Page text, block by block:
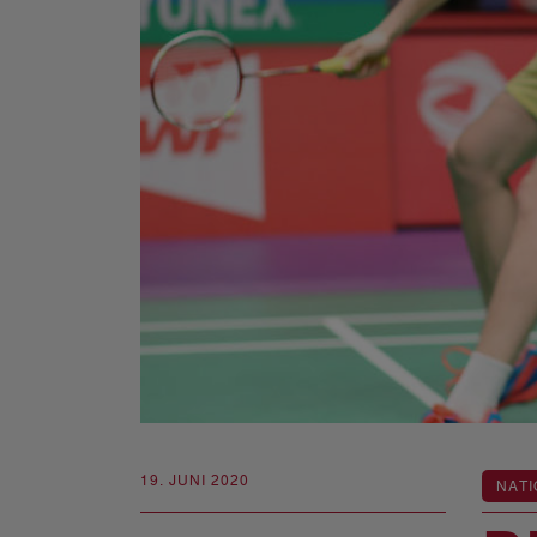
19. JUNI 2020